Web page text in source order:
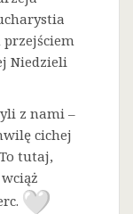
przejściem
Niedzieli
z nami –
cichej
tutaj,